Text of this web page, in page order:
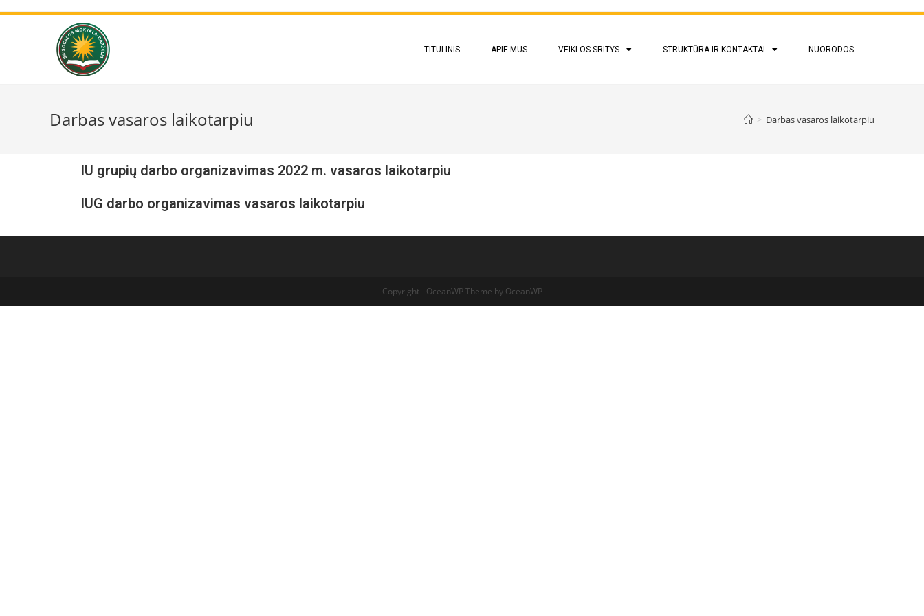
TITULINIS APIE MUS VEIKLOS SRITYS STRUKTŪRA IR KONTAKTAI NUORODOS
Darbas vasaros laikotarpiu > Darbas vasaros laikotarpiu
IU grupių darbo organizavimas 2022 m. vasaros laikotarpiu
IUG darbo organizavimas vasaros laikotarpiu
Copyright - OceanWP Theme by OceanWP